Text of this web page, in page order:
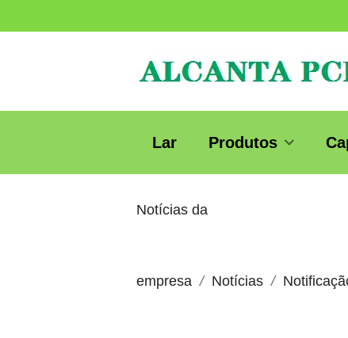
Lar Produtos
Notícias da
empresa Notícias